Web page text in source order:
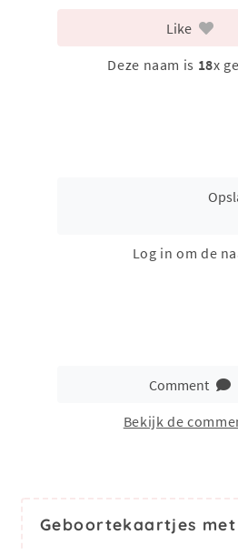
Like
Deze naam is 18x
Log in om de
Comment
Bekijk de
Geboortekaartjes